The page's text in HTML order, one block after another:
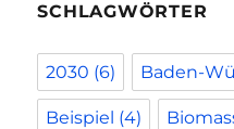
SCHLAGWÖRTER
2030 (6) Baden-
Beispiel (4)